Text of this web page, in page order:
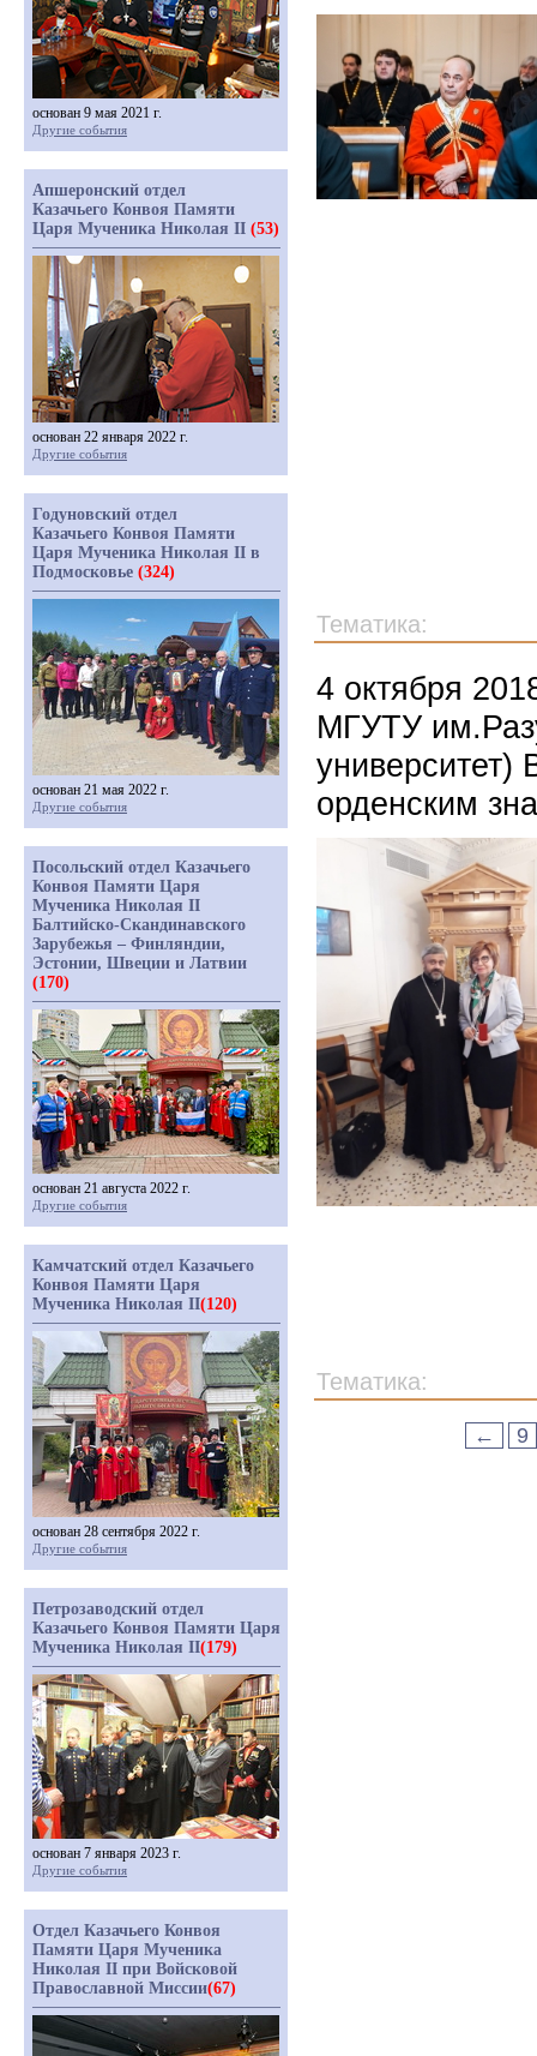
Тематика:
4 октября
МГУТУ
орденским
Тематика:
← 9
основан 9 мая 2021 г.
Другие события
Апшеронский отдел
Казачьего Конвоя Памяти
Царя Мученика Николая II (53)
основан 22 января 2022 г.
Другие события
Годуновский отдел
Казачьего Конвоя Памяти
Царя Мученика Николая II в
Подмосковье (324)
основан 21 мая 2022 г.
Другие события
Посольский отдел Казачьего
Конвоя Памяти Царя
Мученика Николая II
Балтийско-Скандинавского
Зарубежья – Финляндии,
Эстонии, Швеции и Латвии
(170)
основан 21 августа 2022 г.
Другие события
Камчатский отдел Казачьего
Конвоя Памяти Царя
Мученика Николая II(120)
основан 28 сентября 2022 г.
Другие события
Петрозаводский отдел
Казачьего Конвоя Памяти Царя
Мученика Николая II(179)
основан 7 января 2023 г.
Другие события
Отдел Казачьего Конвоя
Памяти Царя Мученика
Николая II при Войсковой
Православной Миссии(67)